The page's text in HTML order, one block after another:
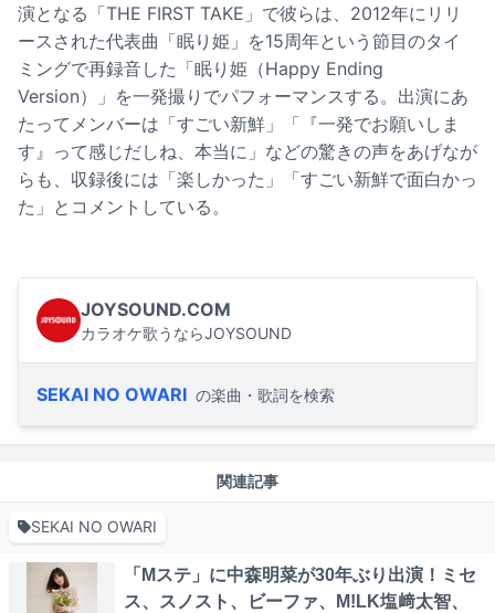
演となる「THE FIRST TAKE」で彼らは、2012年にリリ
ースされた代表曲「眠り姫」を15周年という節目のタイ
ミングで再録音した「眠り姫（Happy Ending
Version）」を一発撮りでパフォーマンスする。出演にあ
たってメンバーは「すごい新鮮」「『一発でお願いしま
す』って感じだしね、本当に」などの驚きの声をあげなが
らも、収録後には「楽しかった」「すごい新鮮で面白かっ
た」とコメントしている。
JOYSOUND.COM
カラオケ歌うならJOYSOUND
SEKAI NO OWARI の楽曲・歌詞を検索
関連記事
SEKAI NO OWARI
「Mステ」に中森明菜が30年ぶり出演！ミセ
ス、スノスト、ビーファ、M!LK塩﨑太智、